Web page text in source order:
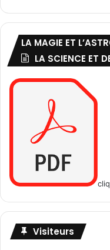
LA MAGIE ET
LA SCIENCE ET
Visiteurs